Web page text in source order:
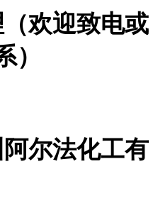
欢迎致电或
）
阿尔法化工有